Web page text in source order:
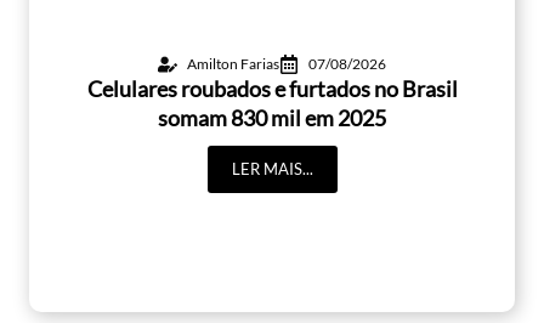
Amilton Farias 07/08/2026
Celulares roubados e furtados no Brasil
somam 830 mil em 2025
LER MAIS...